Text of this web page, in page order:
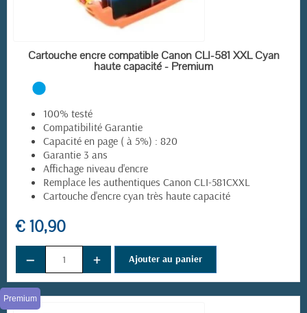
EN STOCK
Cartouche encre compatible Canon CLI-581 XXL Cyan
haute capacité - Premium
100% testé
Compatibilité Garantie
Capacité en page ( à 5%) : 820
Garantie 3 ans
Affichage niveau d'encre
Remplace les authentiques Canon CLI-581CXXL
Cartouche d'encre cyan très haute capacité
€ 10,90
− + Ajouter au panier
Premium